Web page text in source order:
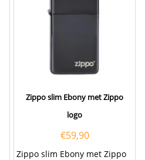
Zippo slim Ebony met Zippo
logo
€59,90
Zippo slim Ebony met Zippo